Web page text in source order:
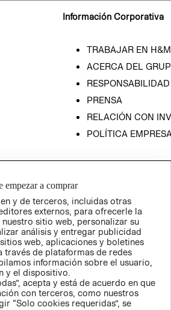
Información Corporativa
TRABAJAR EN H&M
ACERCA DEL
PRENSA
RELACIÓN CON
POLÍTICA
empezar a comprar
y de terceros, incluidas otras
externos, para ofrecerle la
sitio web, personalizar su
análisis y entregar publicidad
web, aplicaciones y boletines
través de plataformas de redes
información sobre el usuario,
y el dispositivo.
acepta y está de acuerdo en que
con terceros, como nuestros
“Solo cookies requeridas”, se